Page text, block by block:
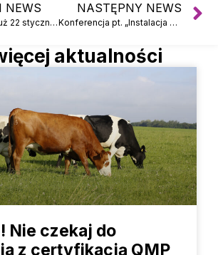
NEWS
Turniej Fifa 24 już 22 stycznia w Debrznie!
NASTĘPNY NEWS
Konferencja pt. „Instalacja Przetwarzania Odpadów Komunalnych w Nowym Dworze”.
aktualności
Nie czekaj do
z certyfikacją QMP